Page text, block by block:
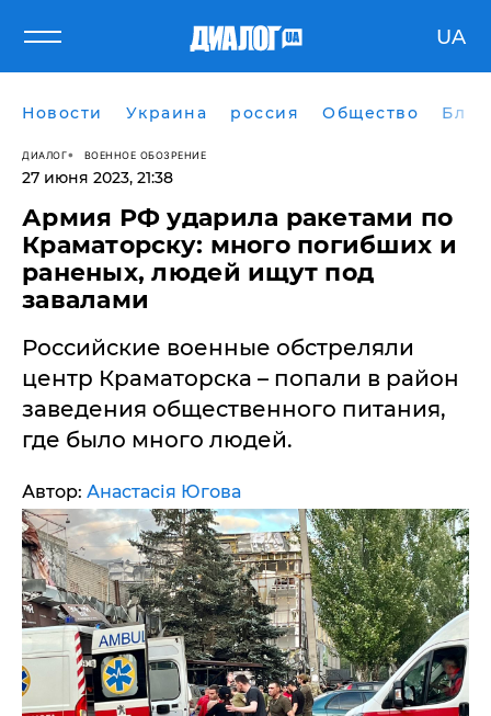
UA
Новости Украина россия Общество
ДИАЛОГ ВОЕННОЕ ОБОЗРЕНИЕ
27 июня 2023, 21:38
Армия РФ ударила ракетами по
Краматорску: много погибших и
раненых, людей ищут под
завалами
Российские военные обстреляли
центр Краматорска – попали в район
заведения общественного питания,
где было много людей.
Автор: Анастасія Югова